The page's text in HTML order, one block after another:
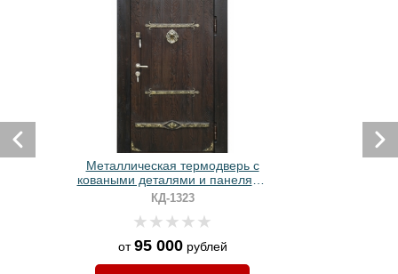
Металлическая термодверь с
коваными деталями и панелями
из массива
КД-1323
от95 000рублей